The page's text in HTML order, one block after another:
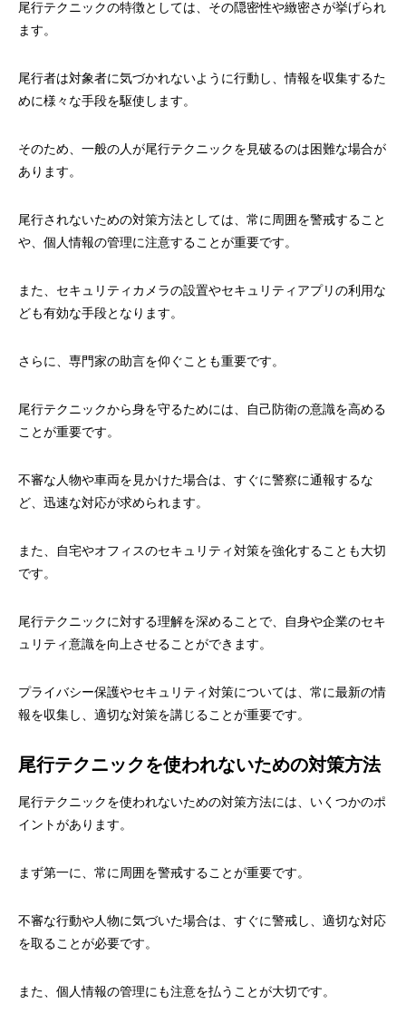
尾行テクニックの特徴としては、その隠密性や緻密さが挙げられ
ます。
尾行者は対象者に気づかれないように行動し、情報を収集するた
めに様々な手段を駆使します。
そのため、一般の人が尾行テクニックを見破るのは困難な場合が
あります。
尾行されないための対策方法としては、常に周囲を警戒すること
や、個人情報の管理に注意することが重要です。
また、セキュリティカメラの設置やセキュリティアプリの利用な
ども有効な手段となります。
さらに、専門家の助言を仰ぐことも重要です。
尾行テクニックから身を守るためには、自己防衛の意識を高める
ことが重要です。
不審な人物や車両を見かけた場合は、すぐに警察に通報するな
ど、迅速な対応が求められます。
また、自宅やオフィスのセキュリティ対策を強化することも大切
です。
尾行テクニックに対する理解を深めることで、自身や企業のセキ
ュリティ意識を向上させることができます。
プライバシー保護やセキュリティ対策については、常に最新の情
報を収集し、適切な対策を講じることが重要です。
尾行テクニックを使われないための対策方法
尾行テクニックを使われないための対策方法には、いくつかのポ
イントがあります。
まず第一に、常に周囲を警戒することが重要です。
不審な行動や人物に気づいた場合は、すぐに警戒し、適切な対応
を取ることが必要です。
また、個人情報の管理にも注意を払うことが大切です。